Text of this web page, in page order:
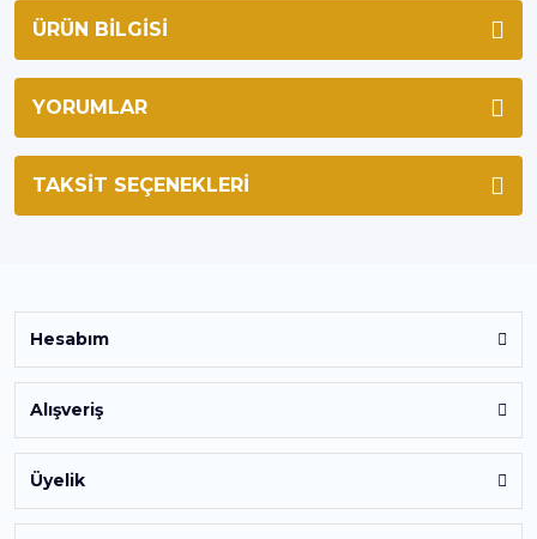
ÜRÜN BILGISI
YORUMLAR
TAKSIT SEÇENEKLERI
Hesabım
Alışveriş
Üyelik